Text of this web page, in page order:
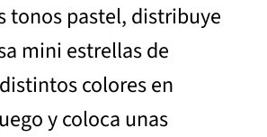
tonos pastel, distribuye
mini estrellas de
colores en
y coloca unas